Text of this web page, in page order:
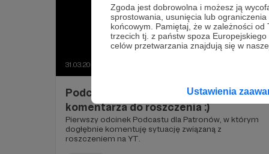
Zgoda jest dobrowolna i możesz ją
sprostowania, usunięcia lub
końcowym. Pamiętaj, że w zależności
trzecich tj. z państw spoza
celów przetwarzania znajdują się w
Ustawienia
31.03.2022
Podcast 001 - Komentarz do
komentarza do roszczenia :)
Pierwszy odcinek Podcastu dla Patronów, w którym
dogłębnie komentuję sytuację związaną z
roszczeniem na YT.